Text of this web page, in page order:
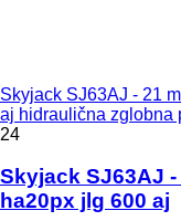
Skyjack SJ63AJ - 21
aj hidraulična zglobna
24
Skyjack SJ63AJ
ha20px jlg 600 aj